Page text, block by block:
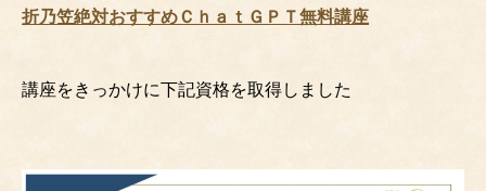
折乃笠絶対おすすめＣｈａｔＧＰＴ無料講座
講座をきっかけに下記資格を取得しました